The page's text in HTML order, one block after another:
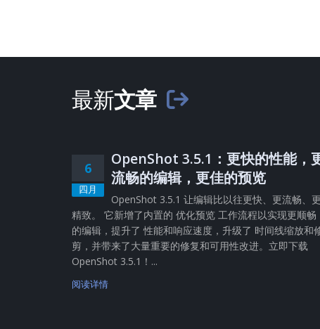
最新文章
6
四月
OpenShot 3.5.1：更快的性能，
流畅的编辑，更佳的预览
OpenShot 3.5.1 让编辑比以往更快、更流畅、更
精致。 它新增了内置的 优化预览 工作流程以实现更顺畅
的编辑，提升了 性能和响应速度，升级了 时间线缩放和
剪，并带来了大量重要的修复和可用性改进。立即下载
OpenShot 3.5.1！...
阅读详情